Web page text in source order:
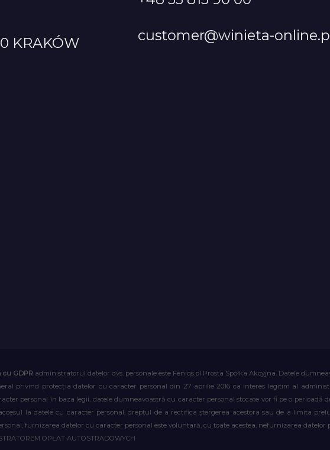
KRAKÓW customer@winieta-
GDPR administratorul datelor dvs. personale este Feniqs.pl Prosta Spółka Akcyjna. Datele
privind protecția datelor cu caracter personal din 27 aprilie 2016 ca interes legitim al
personal în baza legii, datele dumneavoastră cu caracter personal stocate vor fi pe o
la datele cu caracter personal, dreptul de a rectifica ștergerea acestora sau de a limita
furnizarea datelor cu caracter personal este voluntară, cu toate acestea, nefurnizarea
OPŁAT AUTOSTRADOWYCH